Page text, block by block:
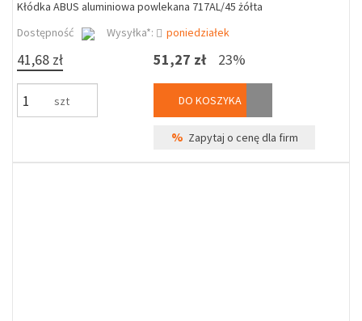
Kłódka ABUS aluminiowa powlekana 717AL/45 żółta
Dostępność
Wysyłka*: poniedziałek
41,68 zł
szt
51,27 zł 23%
DO KOSZYKA
% Zapytaj o cenę dla firm